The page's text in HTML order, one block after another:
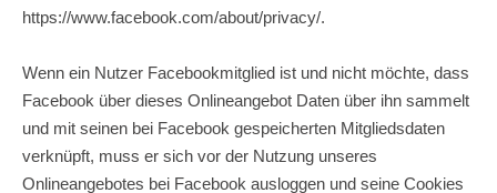
https://www.facebook.com/about/privacy/.
Wenn ein Nutzer Facebookmitglied ist und nicht möchte, dass
Facebook über dieses Onlineangebot Daten über ihn sammelt
und mit seinen bei Facebook gespeicherten Mitgliedsdaten
verknüpft, muss er sich vor der Nutzung unseres
Onlineangebotes bei Facebook ausloggen und seine Cookies